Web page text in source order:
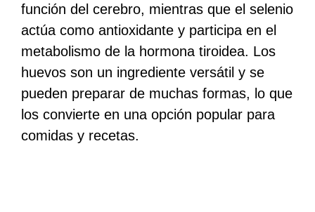
función del cerebro, mientras que el selenio
actúa como antioxidante y participa en el
metabolismo de la hormona tiroidea. Los
huevos son un ingrediente versátil y se
pueden preparar de muchas formas, lo que
los convierte en una opción popular para
comidas y recetas.